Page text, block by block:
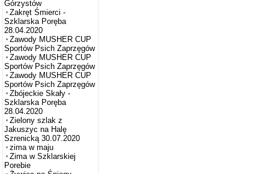
Górzystów
Zakręt Śmierci -
Szklarska Poręba
28.04.2020
Zawody MUSHER CUP
Sportów Psich Zaprzęgów
Zawody MUSHER CUP
Sportów Psich Zaprzęgów
Zawody MUSHER CUP
Sportów Psich Zaprzęgów
Zbójeckie Skały -
Szklarska Poręba
28.04.2020
Zielony szlak z
Jakuszyc na Halę
Szrenicką 30.07.2020
zima w maju
Zima w Szklarskiej
Porebie